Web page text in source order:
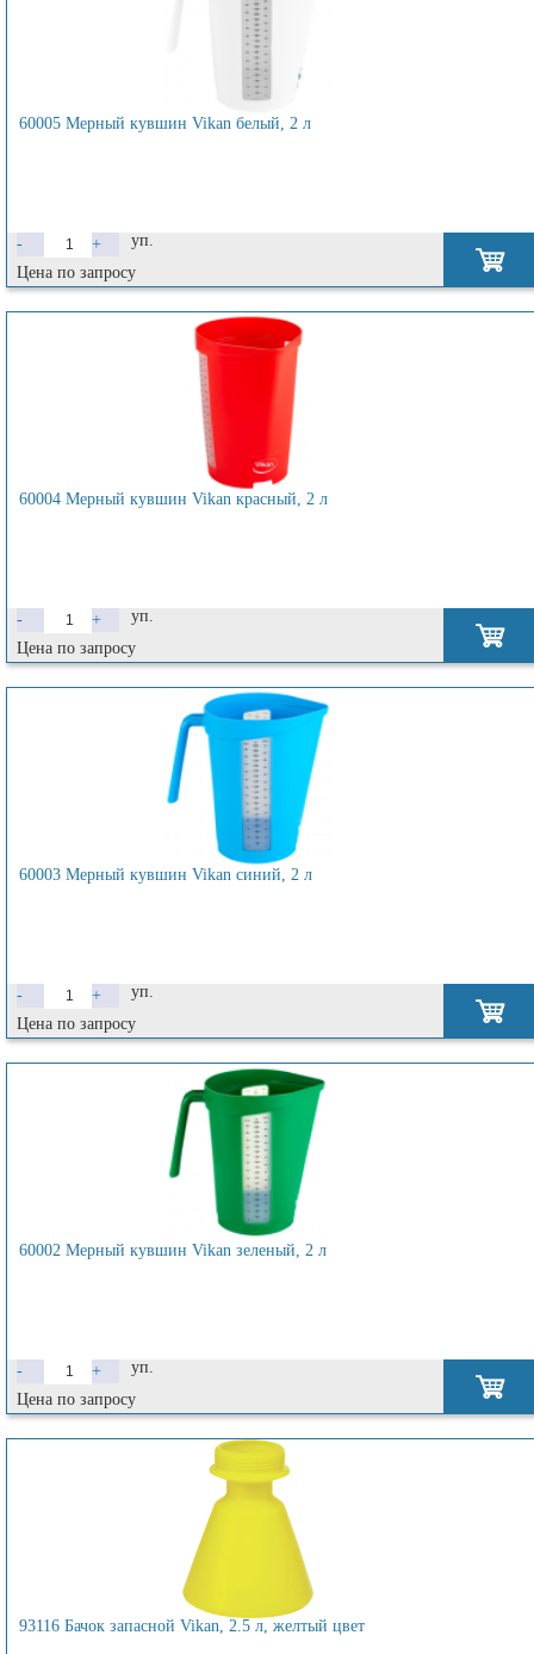
60005 Мерный кувшин Vikan белый, 2 л
- +
уп.
Цена по запросу
60004 Мерный кувшин Vikan красный, 2 л
- +
уп.
Цена по запросу
60003 Мерный кувшин Vikan синий, 2 л
- +
уп.
Цена по запросу
60002 Мерный кувшин Vikan зеленый, 2 л
- +
уп.
Цена по запросу
93116 Бачок запасной Vikan, 2.5 л, желтый цвет